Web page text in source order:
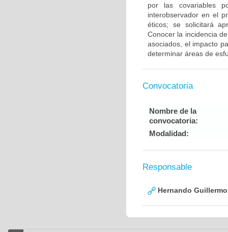
por las covariables
interobservador en el
éticos; se solicitará
Conocer la incidencia
asociados, el impacto
determinar áreas de
Convocatoria
Nombre de la
convocatoria:
Modalidad:
Responsable
Hernando